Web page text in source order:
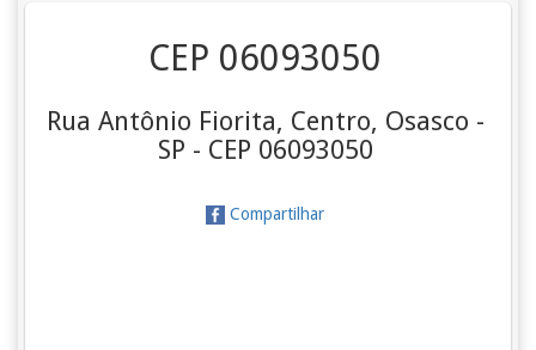
CEP 06093050
Rua Antônio Fiorita, Centro, Osasco -
SP - CEP 06093050
Compartilhar